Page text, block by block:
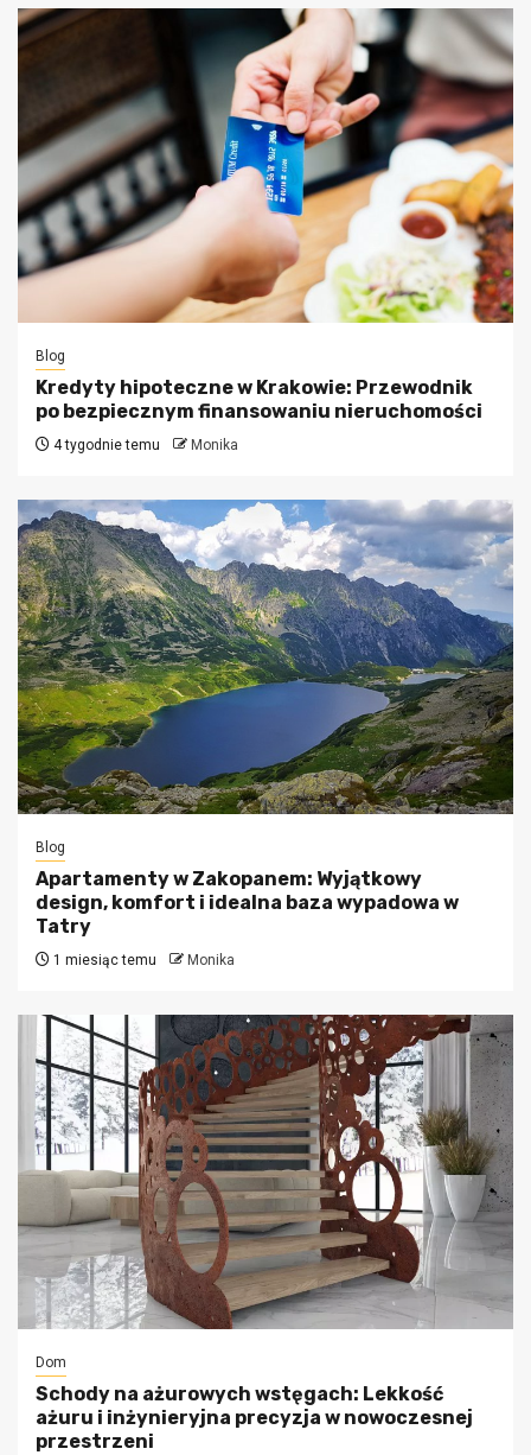
Blog
Kredyty hipoteczne w Krakowie: Przewodnik
po bezpiecznym finansowaniu nieruchomości
4 tygodnie temu Monika
Blog
Apartamenty w Zakopanem: Wyjątkowy
design, komfort i idealna baza wypadowa w
Tatry
1 miesiąc temu Monika
Dom
Schody na ażurowych wstęgach: Lekkość
ażuru i inżynieryjna precyzja w nowoczesnej
przestrzeni